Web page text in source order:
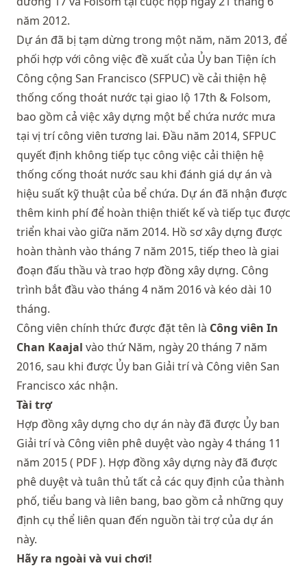
năm 2012.
Dự án đã bị tạm dừng trong một năm, năm 2013, để
phối hợp với công việc đề xuất của Ủy ban Tiện ích
Công cộng San Francisco (SFPUC) về cải thiện hệ
thống cống thoát nước tại giao lộ 17th & Folsom,
bao gồm cả việc xây dựng một bể chứa nước mưa
tại vị trí công viên tương lai. Đầu năm 2014, SFPUC
quyết định không tiếp tục công việc cải thiện hệ
thống cống thoát nước sau khi đánh giá dự án và
hiệu suất kỹ thuật của bể chứa. Dự án đã nhận được
thêm kinh phí để hoàn thiện thiết kế và tiếp tục được
triển khai vào giữa năm 2014. Hồ sơ xây dựng được
hoàn thành vào tháng 7 năm 2015, tiếp theo là giai
đoạn đấu thầu và trao hợp đồng xây dựng. Công
trình bắt đầu vào tháng 4 năm 2016 và kéo dài 10
tháng.
Công viên chính thức được đặt tên là Công viên In
Chan Kaajal vào thứ Năm, ngày 20 tháng 7 năm
2016, sau khi được Ủy ban Giải trí và Công viên San
Francisco xác nhận.
Tài trợ
Hợp đồng xây dựng cho dự án này đã được Ủy ban
Giải trí và Công viên phê duyệt vào ngày 4 tháng 11
năm 2015 ( PDF). Hợp đồng xây dựng này đã được
phê duyệt và tuân thủ tất cả các quy định của thành
phố, tiểu bang và liên bang, bao gồm cả những quy
định cụ thể liên quan đến nguồn tài trợ của dự án
này.
Hãy ra ngoài và vui chơi!